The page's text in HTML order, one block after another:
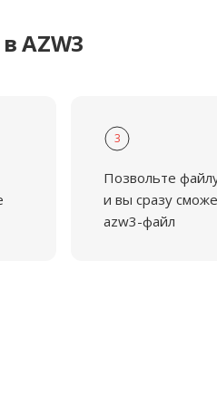
AZW3
3
Позвольте
и вы сразу
azw3-файл